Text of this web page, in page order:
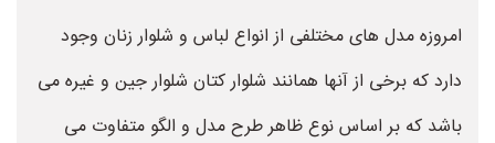
امروزه مدل های مختلفی از انواع لباس و شلوار زنان وجود
دارد که برخی از آنها همانند شلوار کتان شلوار جین و غیره می
باشد که بر اساس نوع ظاهر طرح مدل و الگو متفاوت می